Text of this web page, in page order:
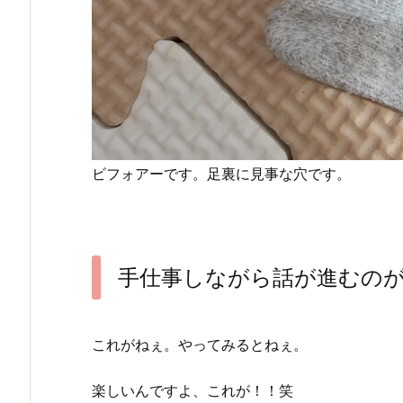
ビフォアーです。足裏に見事な穴です。
手仕事しながら話が進むの
これがねぇ。やってみるとねぇ。
楽しいんですよ、これが！！笑